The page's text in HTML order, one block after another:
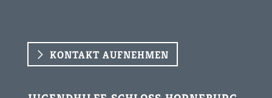
KONTAKT AUFNEHMEN